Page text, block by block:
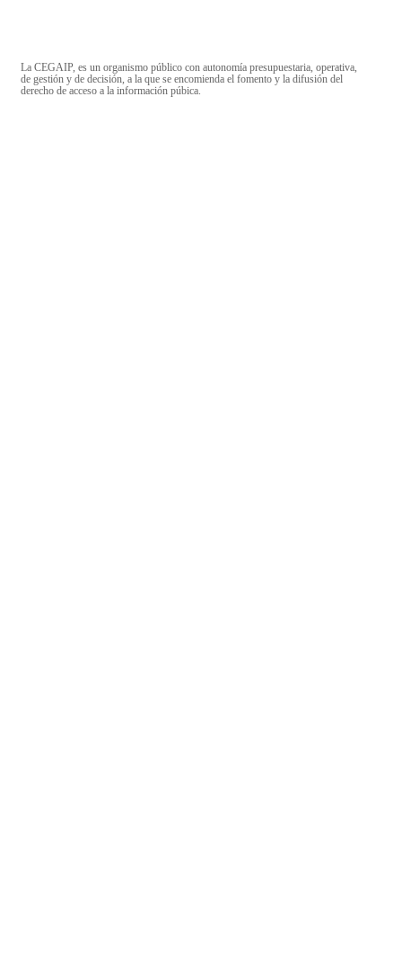
La CEGAIP, es un organismo público con autonomía presupuestaria, operativa,
de gestión y de decisión, a la que se encomienda el fomento y la difusión del
derecho de acceso a la información púbica.